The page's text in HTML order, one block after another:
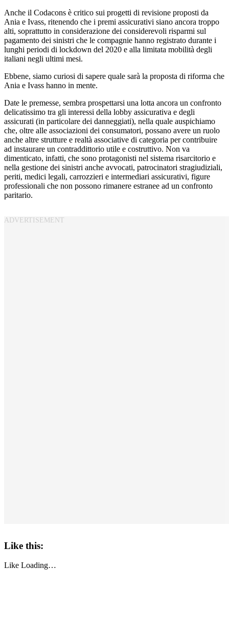
Anche il Codacons è critico sui progetti di revisione proposti da
Ania e Ivass, ritenendo che i premi assicurativi siano ancora troppo
alti, soprattutto in considerazione dei considerevoli risparmi sul
pagamento dei sinistri che le compagnie hanno registrato durante i
lunghi periodi di lockdown del 2020 e alla limitata mobilità degli
italiani negli ultimi mesi.
Ebbene, siamo curiosi di sapere quale sarà la proposta di riforma che
Ania e Ivass hanno in mente.
Date le premesse, sembra prospettarsi una lotta ancora un confronto
delicatissimo tra gli interessi della lobby assicurativa e degli
assicurati (in particolare dei danneggiati), nella quale auspichiamo
che, oltre alle associazioni dei consumatori, possano avere un ruolo
anche altre strutture e realtà associative di categoria per contribuire
ad instaurare un contraddittorio utile e costruttivo. Non va
dimenticato, infatti, che sono protagonisti nel sistema risarcitorio e
nella gestione dei sinistri anche avvocati, patrocinatori stragiudiziali,
periti, medici legali, carrozzieri e intermediari assicurativi, figure
professionali che non possono rimanere estranee ad un confronto
paritario.
Like this:
Like Loading…